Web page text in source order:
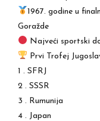
1967. godine u
Goražde
Najveći sportski
Prvi Trofej
1 . SFRJ
2 . SSSR
3 . Rumunija
4 . Japan